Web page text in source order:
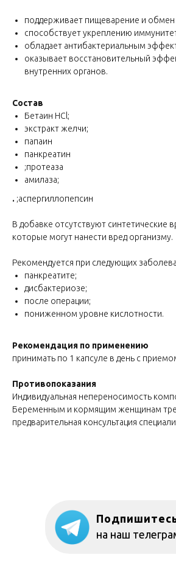
поддерживает пищеварение и обмен
способствует укреплению
обладает антибактериальным
оказывает восстановительный
внутренних органов.
Состав
Бетаин HCl;
экстракт желчи;
папаин
панкреатин
;протеаза
амилаза;
. ;аспергиллопепсин
В добавке отсутствуют синтетические
которые могут нанести вред организму.
Рекомендуется при следующих
панкреатите;
дисбактериозе;
после операции;
пониженном уровне кислотности.
Рекомендация по применению
принимать по 1 капсуле в день с
Противопоказания
Индивидуальная непереносимость
Беременным и кормящим женщинам
предварительная консультация
на наш